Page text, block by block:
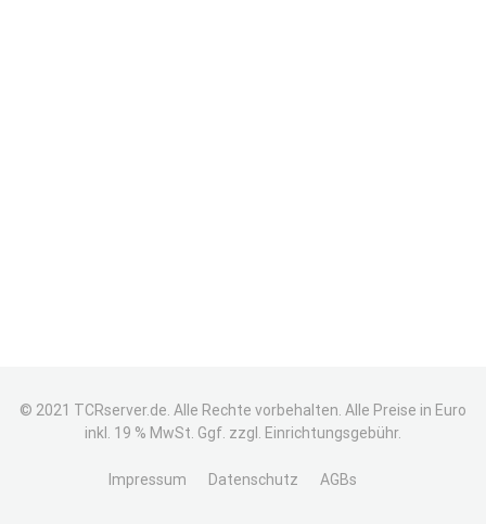
© 2021 TCRserver.de. Alle Rechte vorbehalten. Alle Preise in Euro
inkl. 19 % MwSt. Ggf. zzgl. Einrichtungsgebühr.
Impressum Datenschutz AGBs